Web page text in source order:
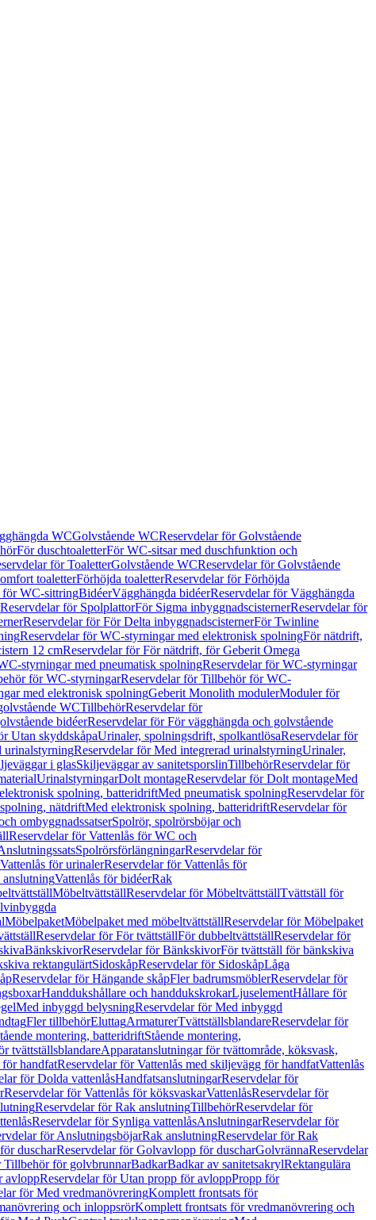
WCGolvstående WCReservdelar för Golvstående
För duschtoaletterFör WC-sitsar med duschfunktion och
för ToaletterGolvstående WCReservdelar för Golvstående
toaletterFörhöjda toaletterReservdelar för Förhöjda
för WC-sittringBidéerVägghängda bidéerReservdelar för Vägghängda
Reservdelar för SpolplattorFör Sigma inbyggnadscisternerReservdelar för
Reservdelar för För Delta inbyggnadscisternerFör Twinline
Reservdelar för WC-styrningar med elektronisk spolningFör nätdrift,
12 cmReservdelar för För nätdrift, för Geberit Omega
styrningar med pneumatisk spolningReservdelar för WC-styrningar
för WC-styrningarReservdelar för Tillbehör för WC-
med elektronisk spolningGeberit Monolith modulerModuler för
WCTillbehörReservdelar för
bidéerReservdelar för För vägghängda och golvstående
Utan skyddskåpaUrinaler, spolningsdrift, spolkantlösaReservdelar för
urinalstyrningReservdelar för Med integrerad urinalstyrningUrinaler,
i glasSkiljeväggar av sanitetsporslinTillbehörReservdelar för
UrinalstyrningarDolt montageReservdelar för Dolt montageMed
spolning, batteridriftMed pneumatisk spolningReservdelar för
nätdriftMed elektronisk spolning, batteridriftReservdelar för
ombyggnadssatserSpolrör, spolrörsböjar och
Reservdelar för Vattenlås för WC och
SpolrörsförlängningarReservdelar för
Vattenlås för urinalerReservdelar för Vattenlås för
Vattenlås för bidéerRak
MöbeltvättställReservdelar för MöbeltvättställTvättställ för
MöbelpaketMöbelpaket med möbeltvättställReservdelar för Möbelpaket
Reservdelar för För tvättställFör dubbeltvättställReservdelar för
BänkskivorReservdelar för BänkskivorFör tvättställ för bänkskiva
rektangulärtSidoskåpReservdelar för SidoskåpLåga
Reservdelar för Hängande skåpFler badrumsmöblerReservdelar för
Handdukshållare och handdukskrokarLjuselementHållare för
Med inbyggd belysningReservdelar för Med inbyggd
Fler tillbehörEluttagArmaturerTvättställsblandareReservdelar för
montering, batteridriftStående montering,
tvättställsblandareApparatanslutningar för tvättområde, köksvask,
handfatReservdelar för Vattenlås med skiljevägg för handfatVattenlås
för Dolda vattenlåsHandfatsanslutningarReservdelar för
Reservdelar för Vattenlås för köksvaskarVattenlåsReservdelar för
Reservdelar för Rak anslutningTillbehörReservdelar för
Reservdelar för Synliga vattenlåsAnslutningarReservdelar för
för AnslutningsböjarRak anslutningReservdelar för Rak
duscharReservdelar för Golvavlopp för duscharGolvrännaReservdelar
Tillbehör för golvbrunnarBadkarBadkar av sanitetsakrylRektangulära
avloppReservdelar för Utan propp för avloppPropp för
för Med vredmanövreringKomplett frontsats för
och inloppsrörKomplett frontsats för vredmanövrering och